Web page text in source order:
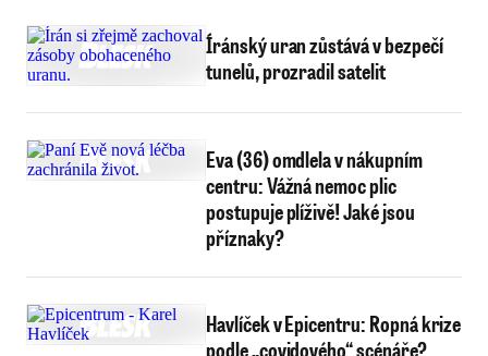
Íránský uran zůstává v bezpečí
tunelů, prozradil satelit
Eva (36) omdlela v nákupním
centru: Vážná nemoc plic
postupuje plíživě! Jaké jsou
příznaky?
Havlíček v Epicentru: Ropná krize
podle „covidového“ scénáře?